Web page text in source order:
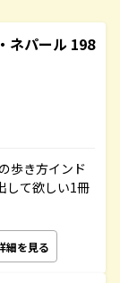
ネパール 198
歩き方インド
して欲しい1冊
細を見る